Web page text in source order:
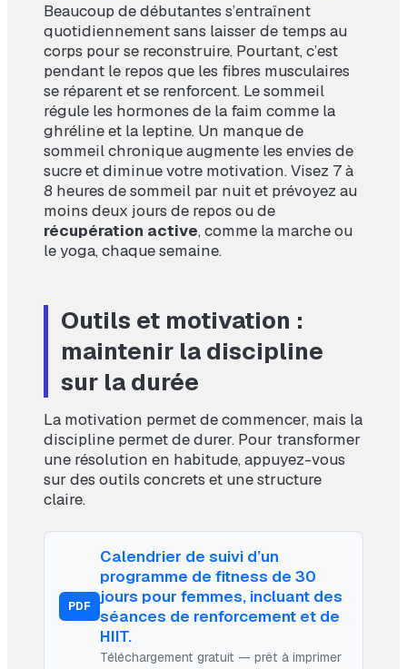
Beaucoup de débutantes s’entraînent
quotidiennement sans laisser de temps au
corps pour se reconstruire. Pourtant, c’est
pendant le repos que les fibres musculaires
se réparent et se renforcent. Le sommeil
régule les hormones de la faim comme la
ghréline et la leptine. Un manque de
sommeil chronique augmente les envies de
sucre et diminue votre motivation. Visez 7 à
8 heures de sommeil par nuit et prévoyez au
moins deux jours de repos ou de
récupération active, comme la marche ou
le yoga, chaque semaine.
Outils et motivation :
maintenir la discipline
sur la durée
La motivation permet de commencer, mais la
discipline permet de durer. Pour transformer
une résolution en habitude, appuyez-vous
sur des outils concrets et une structure
claire.
PDF
Calendrier de suivi d’un
programme de fitness de 30
jours pour femmes, incluant des
séances de renforcement et de
HIIT.
Téléchargement gratuit — prêt à imprimer